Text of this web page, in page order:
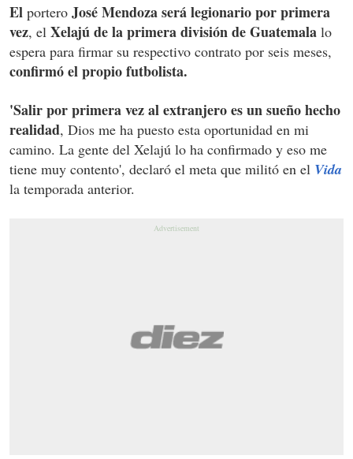
El portero José Mendoza será legionario por primera
vez, el Xelajú de la primera división de Guatemala lo
espera para firmar su respectivo contrato por seis meses,
confirmó el propio futbolista.
'Salir por primera vez al extranjero es un sueño hecho
realidad, Dios me ha puesto esta oportunidad en mi
camino. La gente del Xelajú lo ha confirmado y eso me
tiene muy contento', declaró el meta que militó en el Vida
la temporada anterior.